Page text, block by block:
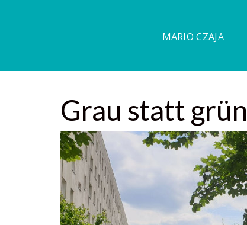
MARIO CZAJA
Grau statt grün